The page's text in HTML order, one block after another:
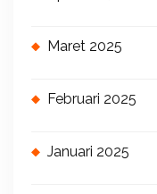
Maret 2025
Februari 2025
Januari 2025